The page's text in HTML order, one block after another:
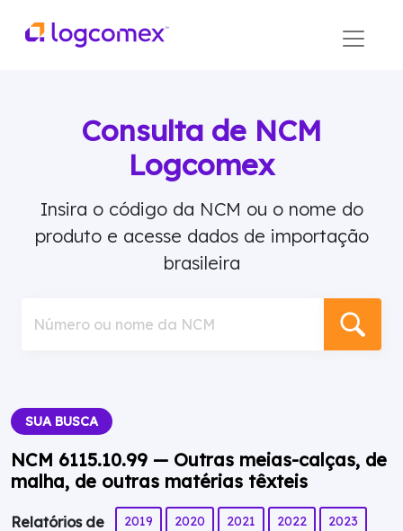
Consulta de NCM
Logcomex
Insira o código da NCM ou o nome do
produto e acesse dados de importação
brasileira
Número ou nome da NCM
SUA BUSCA
NCM 6115.10.99 — Outras meias-calças, de
malha, de outras matérias têxteis
Relatórios de 2019 2020 2021 2022 2023